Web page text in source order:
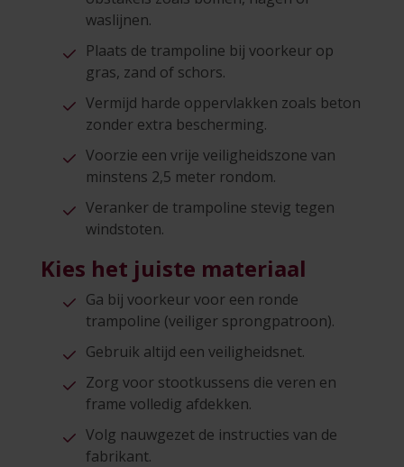
waslijnen.
Plaats de trampoline bij voorkeur op
gras, zand of schors.
Vermijd harde oppervlakken zoals beton
zonder extra bescherming.
Voorzie een vrije veiligheidszone van
minstens 2,5 meter rondom.
Veranker de trampoline stevig tegen
windstoten.
Kies het juiste materiaal
Ga bij voorkeur voor een ronde
trampoline (veiliger sprongpatroon).
Gebruik altijd een veiligheidsnet.
Zorg voor stootkussens die veren en
frame volledig afdekken.
Volg nauwgezet de instructies van de
fabrikant.